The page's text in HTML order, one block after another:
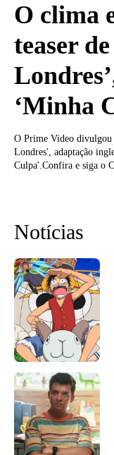
O clima
teaser
‘Minha
O Prime Video divulgou
Londres', adaptação
Culpa'.Confira e siga o
Notícias